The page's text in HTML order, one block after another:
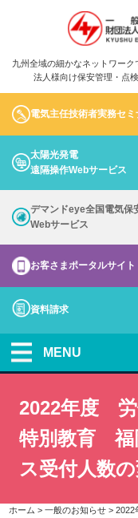
九州全域の細かなネットワーク
法人様向け保安管理・点
電気主任技術者実務セミ
太陽光発電
遠隔操作Webサービス
デマンドeye全国電気保
Webサービス
お客さまポータルサイト
資料請求
MENU
2022年度 労
特別教育 福
ス受付人数
ホーム > 一般のお知らせ > 2022